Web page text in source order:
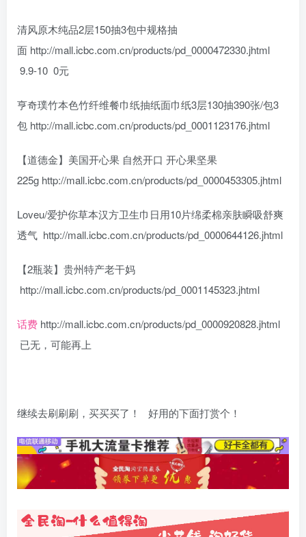
清风原木纯品2层150抽3包中规格抽
面 http://mall.icbc.com.cn/products/pd_0000472330.jhtml
9.9-10 0元
亨奇璞竹本色竹纤维餐巾纸抽纸面巾纸3层130抽390张/包3
包 http://mall.icbc.com.cn/products/pd_0001123176.jhtml
【道德金】美国开心果 自然开口 开心果坚果
225g http://mall.icbc.com.cn/products/pd_0000453305.jhtml
Loveu/爱护你草本汉方卫生巾日用10片绵柔棉亲肤瞬吸舒爽
透气 http://mall.icbc.com.cn/products/pd_0000644126.jhtml
【2瓶装】贵州特产老干妈
http://mall.icbc.com.cn/products/pd_0001145323.jhtml
话费 http://mall.icbc.com.cn/products/pd_0000920828.jhtml
已无，可能再上
继续去刷刷刷，买买买了！ 好用的下面打赏个！